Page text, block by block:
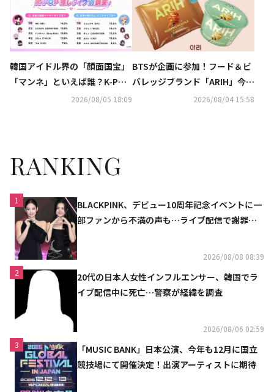
韓国アイドル界の「顔面国宝」
「マンネ」といえば誰？K-POP
推しタイプ別調査の結果が明ら
2026/08/05 18:09
BTSが企画に参加！フード＆ビ
バレッジブランド「ARIH」今夏
に日本初上陸…イベントも開催
2026/08/04 15:58
RANKING
1
BLACKPINK、デビュー10周年記念イベントに一
部ファンから不満の声も…ライブ配信で謝罪
2026/08/08 08:39
2
20代の日本人女性インフルエンサー、韓国でラ
イブ配信中に死亡…警察が経緯を調査
2026/08/06 02:59
3
「MUSIC BANK」日本公演、今年も12月に国立
競技場にて開催決定！出演アーティストに期待